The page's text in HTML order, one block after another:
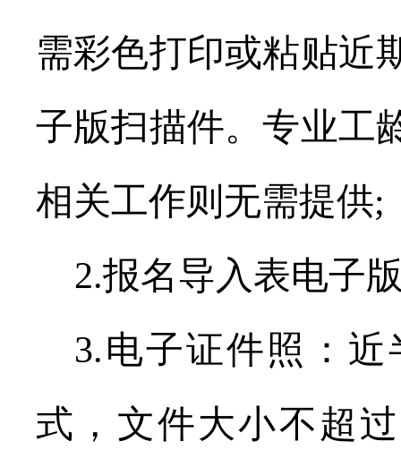
需彩色打印或粘贴近
子版扫描件。专业工
相关工作则无需提供;
2.报名导入表电子
3.电子证件照：
式，文件大小不超过